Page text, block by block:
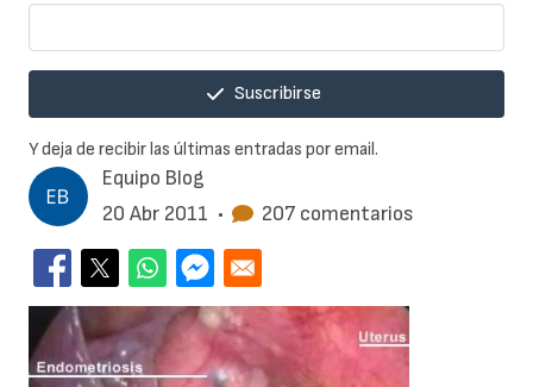
Equipo Blog
20 Abr 2011 • 207 comentarios
Suscribirse
Y deja de recibir las últimas entradas por email.